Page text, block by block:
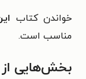
خواندن کتاب
مناسب است.
بخش‌هایی